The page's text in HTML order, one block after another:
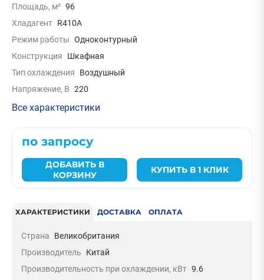
Площадь, м² 96
Хладагент R410A
Режим работы Одноконтурный
Конструкция
Шкафная
Тип охлаждения
Воздушный
Напряжение, В 220
Все характеристики
по запросу
ДОБАВИТЬ В
КОРЗИНУ
КУПИТЬ В 1 КЛИК
ХАРАКТЕРИСТИКИ ДОСТАВКА ОПЛАТА
Страна
Великобритания
Производитель
Китай
Производительность при охлаждении, кВт 9.6